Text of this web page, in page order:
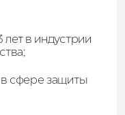
в индустрии
в сфере защиты